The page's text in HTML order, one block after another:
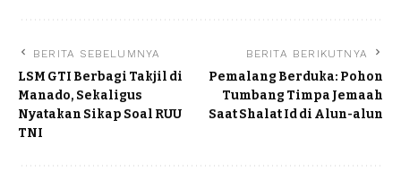
BERITA SEBELUMNYA
LSM GTI Berbagi Takjil di
Manado, Sekaligus
Nyatakan Sikap Soal RUU
TNI
BERITA BERIKUTNYA
Pemalang Berduka: Pohon
Tumbang Timpa Jemaah
Saat Shalat Id di Alun-alun